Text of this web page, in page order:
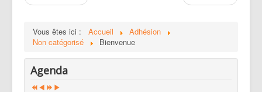
Vous êtes ici : Accueil
Adhésion
Non catégorisé
Bienvenue
Agenda